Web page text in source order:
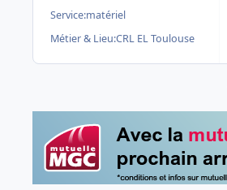
Service:matériel
Métier & Lieu:CRL EL Toulouse